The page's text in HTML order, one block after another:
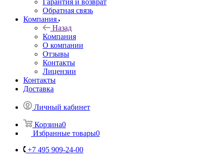
Гарантия и возврат
Обратная связь
Компания
Назад
Компания
О компании
Отзывы
Контакты
Лицензии
Контакты
Доставка
Личный кабинет
Корзина0
Избранные товары0
+7 495 909-24-00